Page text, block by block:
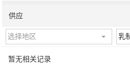
供应
选择地区 乳
暂无相关记录